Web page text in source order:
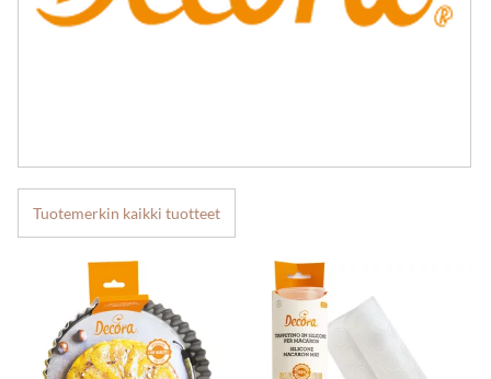
Tuotemerkin kaikki tuotteet